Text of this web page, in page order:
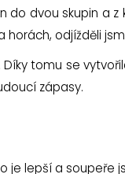
do dvou skupin
odjížděli
tomu se
zápasy.
lepší a soupeře